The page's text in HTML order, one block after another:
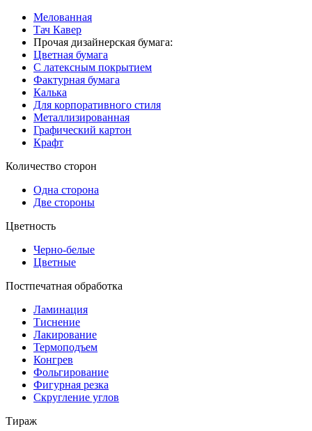
Мелованная
Тач Кавер
Прочая дизайнерская бумага:
Цветная бумага
С латексным покрытием
Фактурная бумага
Калька
Для корпоративного стиля
Металлизированная
Графический картон
Крафт
Количество сторон
Одна сторона
Две стороны
Цветность
Черно-белые
Цветные
Постпечатная обработка
Ламинация
Тиснение
Лакирование
Термоподъем
Конгрев
Фольгирование
Фигурная резка
Скругление углов
Тираж